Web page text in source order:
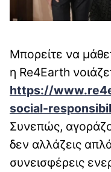
Μπορείτε να
η Re4Earth
https://
social-
Συνεπώς,
δεν αλλάζεις
συνεισφέρεις